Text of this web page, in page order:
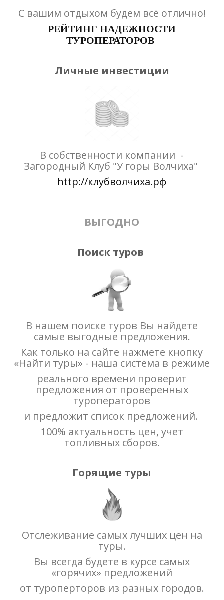
С вашим отдыхом будем всё отлично!
РЕЙТИНГ НАДЕЖНОСТИ
ТУРОПЕРАТОРОВ
Личные инвестиции
В собственности компании -
Загородный Клуб "У горы Волчиха"
http://клубволчиха.рф
ВЫГОДНО
Поиск туров
В нашем поиске туров Вы найдете
самые выгодные предложения.
Как только на сайте нажмете кнопку
«Найти туры» - наша система в режиме
реального времени проверит
предложения от проверенных
туроператоров
и предложит список предложений.
100% актуальность цен, учет
топливных сборов.
Горящие туры
Отслеживание самых лучших цен на
туры.
Вы всегда будете в курсе самых
«горячих» предложений
от туроперторов из разных городов.